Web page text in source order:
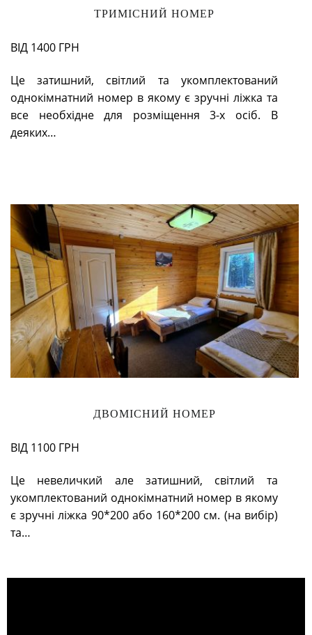
ТРИМІСНИЙ НОМЕР
ВІД 1400 ГРН
Це затишний, світлий та укомплектований
однокімнатний номер в якому є зручні ліжка та
все необхідне для розміщення 3-х осіб. В
деяких…
ДВОМІСНИЙ НОМЕР
ВІД 1100 ГРН
Це невеличкий але затишний, світлий та
укомплектований однокімнатний номер в якому
є зручні ліжка 90*200 або 160*200 см. (на вибір)
та…